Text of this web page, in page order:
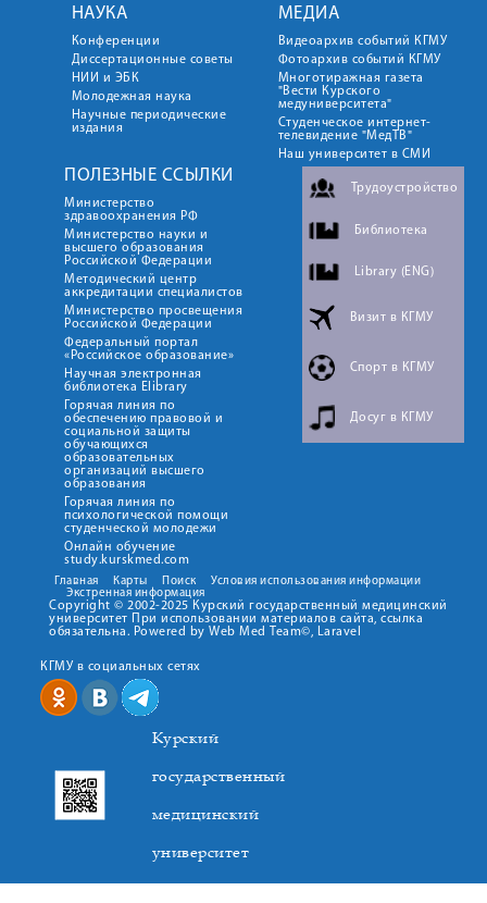
НАУКА
Конференции
Диссертационные советы
НИИ и ЭБК
Молодежная наука
Научные периодические
издания
МЕДИА
Видеоархив событий КГМУ
Фотоархив событий КГМУ
Многотиражная газета
"Вести Курского
медуниверситета"
Студенческое интернет-
телевидение "МедТВ"
Наш университет в СМИ
ПОЛЕЗНЫЕ ССЫЛКИ
Министерство
здравоохранения РФ
Министерство науки и
высшего образования
Российской Федерации
Методический центр
аккредитации специалистов
Министерство просвещения
Российской Федерации
Федеральный портал
«Российское образование»
Научная электронная
библиотека Elibrary
Горячая линия по
обеспечению правовой и
социальной защиты
обучающихся
образовательных
организаций высшего
образования
Горячая линия по
психологической помощи
студенческой молодежи
Онлайн обучение
study.kurskmed.com
Трудоустройство
Библиотека
Library (ENG)
Визит в КГМУ
Спорт в КГМУ
Досуг в КГМУ
Главная Карты Поиск
Условия использования информации
Экстренная информация
Copyright © 2002-2025 Курский государственный медицинский
университет При использовании материалов сайта, ссылка
обязательна. Powered by Web Med Team©, Laravel
КГМУ в социальных сетях
Курский
государственный
медицинский
университет